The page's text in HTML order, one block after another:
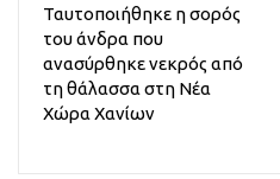
Ταυτοποιήθηκε η σορός
του άνδρα που
ανασύρθηκε νεκρός από
τη θάλασσα στη Νέα
Χώρα Χανίων